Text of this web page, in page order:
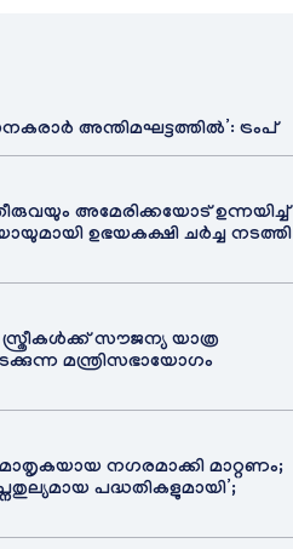
അന്തിമഘട്ടത്തിൽ‌’: ട്രംപ്
അമേരിക്കയോട് ഉന്നയിച്ച്
ഉഭയകക്ഷി ചർച്ച നടത്തി
സൗജന്യ യാത്ര
മന്ത്രിസഭായോഗം
മാതൃകയായ നഗരമാക്കി മാറ്റണം;
പദ്ധതികളുമായി’;